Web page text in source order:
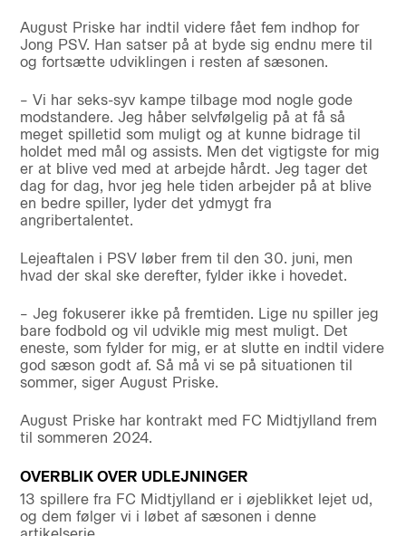
August Priske har indtil videre fået fem indhop for
Jong PSV. Han satser på at byde sig endnu mere til
og fortsætte udviklingen i resten af sæsonen.
– Vi har seks-syv kampe tilbage mod nogle gode
modstandere. Jeg håber selvfølgelig på at få så
meget spilletid som muligt og at kunne bidrage til
holdet med mål og assists. Men det vigtigste for mig
er at blive ved med at arbejde hårdt. Jeg tager det
dag for dag, hvor jeg hele tiden arbejder på at blive
en bedre spiller, lyder det ydmygt fra
angribertalentet.
Lejeaftalen i PSV løber frem til den 30. juni, men
hvad der skal ske derefter, fylder ikke i hovedet.
– Jeg fokuserer ikke på fremtiden. Lige nu spiller jeg
bare fodbold og vil udvikle mig mest muligt. Det
eneste, som fylder for mig, er at slutte en indtil videre
god sæson godt af. Så må vi se på situationen til
sommer, siger August Priske.
August Priske har kontrakt med FC Midtjylland frem
til sommeren 2024.
OVERBLIK OVER UDLEJNINGER
13 spillere fra FC Midtjylland er i øjeblikket lejet ud,
og dem følger vi i løbet af sæsonen i denne